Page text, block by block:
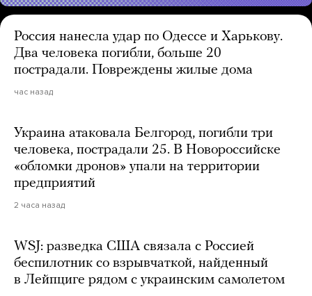
Россия нанесла удар по Одессе и Харькову.
Два человека погибли, больше 20
пострадали. Повреждены жилые дома
час назад
Украина атаковала Белгород, погибли три
человека, пострадали 25. В Новороссийске
«обломки дронов» упали на территории
предприятий
2 часа назад
WSJ: разведка США связала с Россией
беспилотник со взрывчаткой, найденный
в Лейпциге рядом с украинским самолетом